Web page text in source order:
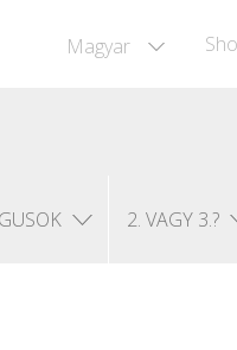
Magyar
2. VAGY 3.?